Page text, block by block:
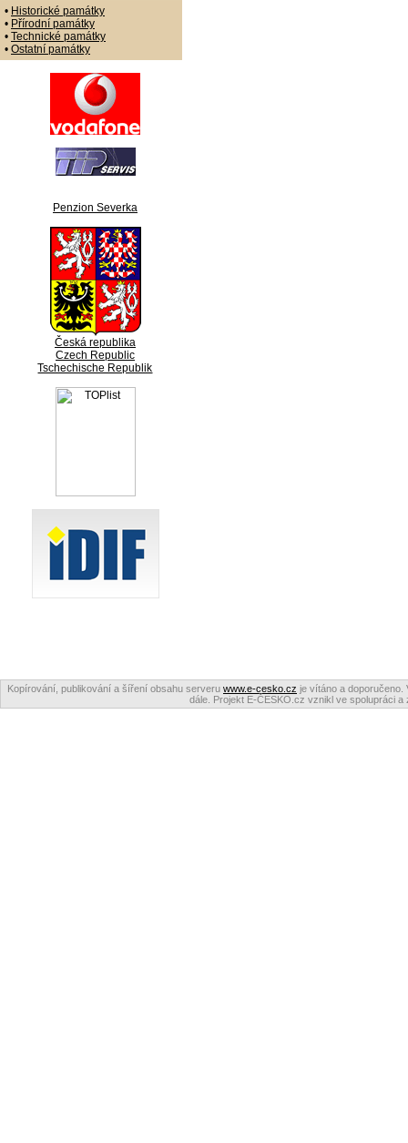
• Historické památky
• Přírodní památky
• Technické památky
• Ostatní památky
Penzion Severka
Česká republika
Czech Republic
Tschechische Republik
Kopírování, publikování a šíření obsahu serveru www.e-cesko.cz je vítáno a doporučeno.
dále. Projekt E-ČESKO.cz vznikl ve spolupráci